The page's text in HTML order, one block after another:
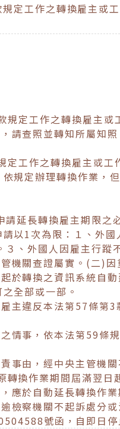
定工作之轉換雇主或
定工作之轉換雇主
請查照並轉知所屬知照
工作之轉換雇主或
規定辦理轉換作業，
延長轉換雇主期限
以1次為限：１、外
、外國人因雇主行
機關查證屬實。(二)
於轉換之資訊系統自
全部或一部。
主違反本法第57條第
情事，依本法第59條
事由，經中央主管機
換作業期間屆滿翌
應於自動延長轉換作
檢察機關不起訴處分或
號函，自即日停